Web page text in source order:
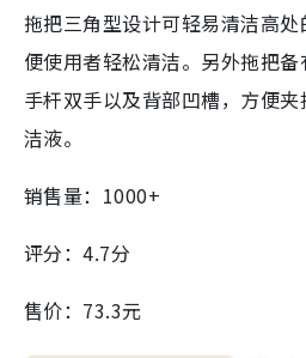
拖把三角型设计可轻易清洁高
便使用者轻松清洁。另外拖把
手杆双手以及背部凹槽，方便
洁液。
销售量：1000+
评分：4.7分
售价：73.3元